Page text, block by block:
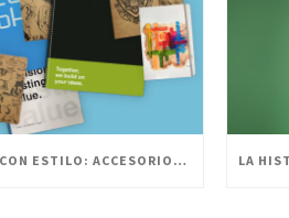
OFICINA CON ESTILO: ACCESORIOS PERSONALIZADOS PARA UN ESPACIO INNOVADOR